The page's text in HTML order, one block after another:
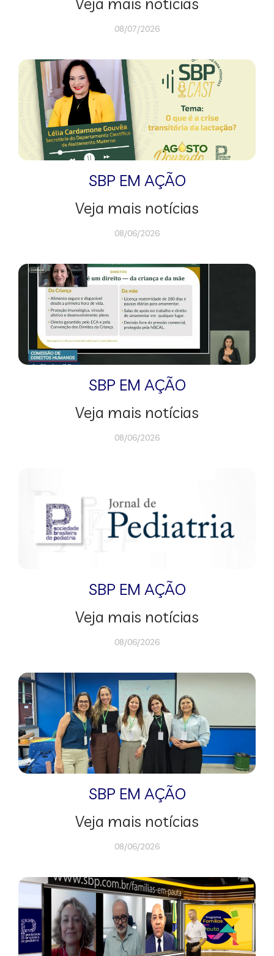
08/07/2026
SBP EM AÇÃO
Veja mais notícias
08/06/2026
SBP EM AÇÃO
Veja mais notícias
08/06/2026
SBP EM AÇÃO
Veja mais notícias
08/06/2026
SBP EM AÇÃO
Veja mais notícias
08/06/2026